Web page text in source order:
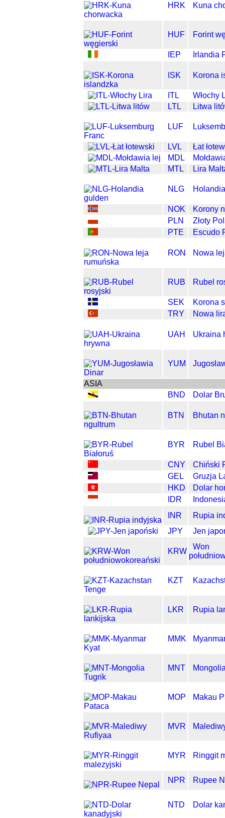
HRK Kuna
HUF Forint
IEP Irlandia
ISK Korona
ITL
Włochy
LTL
Litwa
LUF
LVL
Łat
MDL
MTL
Lira
NLG
NOK
Korony
PLN
Złoty
PTE
Escudo
RON Nowa
RUB Rubel
SEK
Korona
TRY
Nowa
UAH Ukraina
YUM
ASIA
BND
Dolar
BTN Bhutan
BYR Rubel
CNY
Chiński
GEL
Gruzja
HKD
Dolar
IDR
INR
Rupia
JPY
Jen
KRW
Won
KZT
LKR Rupia
MMK
MNT
MOP Makau
MVR
MYR Ringgit
NPR Rupee
NTD Dolar